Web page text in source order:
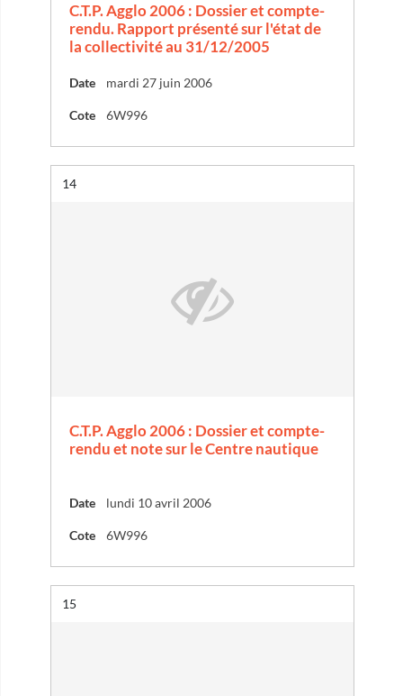
C.T.P. Agglo 2006 : Dossier et compte-
rendu. Rapport présenté sur l'état de
la collectivité au 31/12/2005
Date mardi 27 juin 2006
Cote 6W996
Résultat n°
14
C.T.P. Agglo 2006 : Dossier et compte-
rendu et note sur le Centre nautique
Date lundi 10 avril 2006
Cote 6W996
Résultat n°
15